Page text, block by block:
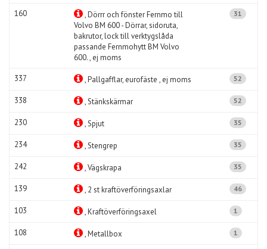
160
, Dörrr och fönster Fernmo till
Volvo BM 600 - Dörrar, sidoruta,
bakrutor, lock till verktygslåda
passande Fernmohytt BM Volvo
600. , ej moms
31
337 , Pallgafflar, eurofäste , ej moms 52
338 , Stänkskärmar 52
230 , Spjut 35
234 , Stengrep 35
242 , Vägskrapa 35
139 , 2 st kraftöverföringsaxlar 46
103 , Kraftöverföringsaxel 1
108 , Metallbox 1